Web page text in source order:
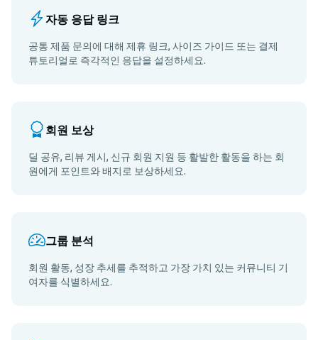
자동 응답 링크
공통 제품 문의에 대해 제휴 링크, 사이즈 가이드 또는 결제
튜토리얼로 즉각적인 응답을 설정하세요.
회원 보상
딜 공유, 리뷰 게시, 신규 회원 지원 등 활발한 활동을 하는 회
원에게 포인트와 배지로 보상하세요.
그룹 분석
회원 활동, 성장 추세를 추적하고 가장 가치 있는 커뮤니티 기
여자를 식별하세요.